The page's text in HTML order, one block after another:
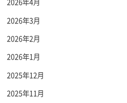
2026年3月
2026年2月
2026年1月
2025年12月
2025年11月